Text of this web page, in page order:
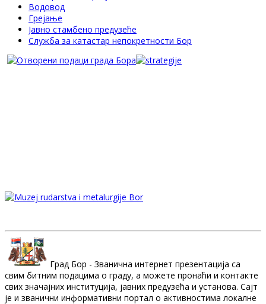
Водовод
Грејање
Јавно стамбено предузеће
Служба за катастар непокретности Бор
Град Бор - Званична интернет презентација са
свим битним подацима о граду, а можете пронаћи и контакте
свих значајних институција, јавних предузећа и установа. Сајт
је и званични информативни портал о активностима локалне